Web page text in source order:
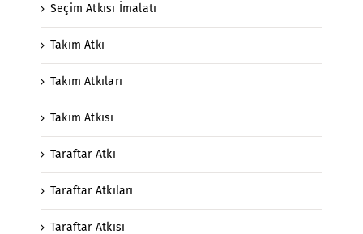
Seçim Atkısı İmalatı
Takım Atkı
Takım Atkıları
Takım Atkısı
Taraftar Atkı
Taraftar Atkıları
Taraftar Atkısı